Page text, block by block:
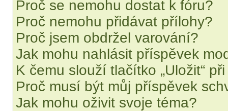
Proč se nemohu dostat k fóru?
Proč nemohu přidávat přílohy?
Proč jsem obdržel varování?
Jak mohu nahlásit příspěvek
K čemu slouží tlačítko „Uložit“
Proč musí být můj příspěvek
Jak mohu oživit svoje téma?